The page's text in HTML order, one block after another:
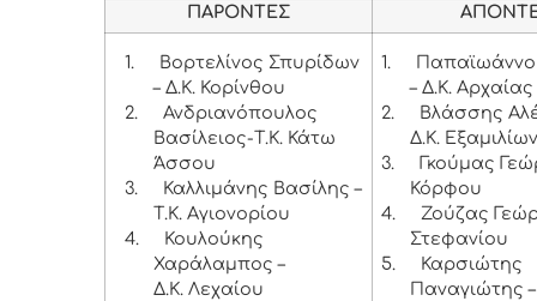
ΠΑΡΟΝΤΕΣ
1.
Βορτελίνος Σπυρίδων
– Δ.Κ. Κορίνθου
2.
Ανδριανόπουλος
Βασίλειος-Τ.Κ. Κάτω
Άσσου
3.
Καλλιμάνης Βασίλης –
Τ.Κ. Αγιονορίου
4.
Κουλούκης
Χαράλαμπος –
Δ.Κ. Λεχαίου
1.
– Δ.Κ.
2.
Βλάσσης
Δ.Κ. Εξαμιλίων
3.
Γκούμας
Κόρφου
4.
Ζούζας
Στεφανίου
5.
Καρσιώτης
Παναγιώτης –